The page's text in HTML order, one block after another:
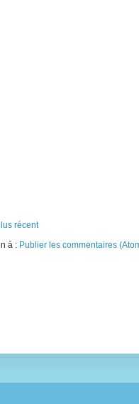
récent
à : Publier les commentaires